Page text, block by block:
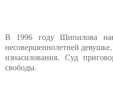
В 1996 году Шипилова
несовершеннолетней
изнасилования. Суд
свободы.